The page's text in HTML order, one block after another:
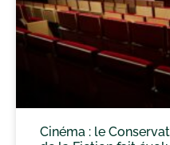
Cinéma : le